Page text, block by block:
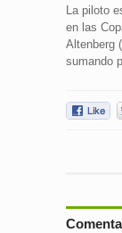
La piloto
en las
Altenberg
sumando